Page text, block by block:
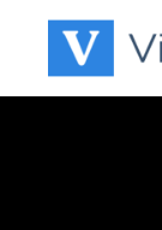
content